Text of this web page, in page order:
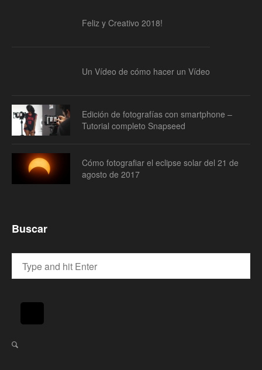
Feliz y Creativo 2018!
Un Vídeo de cómo hacer un Vídeo
Edición de fotografías con smartphone –
Tutorial completo Snapseed
Cómo fotografiar el eclipse solar del 21 de
agosto de 2017
Buscar